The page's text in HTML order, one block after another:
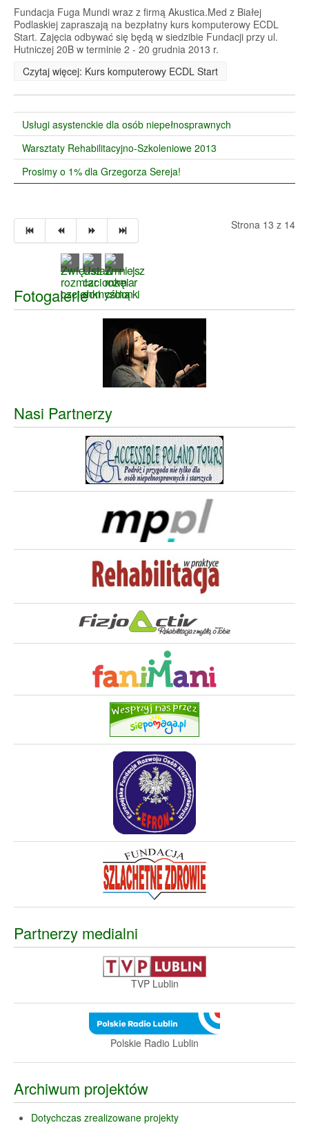
Fundacja Fuga Mundi wraz z firmą Akustica.Med z Białej
Podlaskiej zapraszają na bezpłatny kurs komputerowy ECDL
Start. Zajęcia odbywać się będą w siedzibie Fundacji przy ul.
Hutniczej 20B w terminie 2 - 20 grudnia 2013 r.
Czytaj więcej: Kurs komputerowy ECDL Start
Usługi asystenckie dla osób niepełnosprawnych
Warsztaty Rehabilitacyjno-Szkoleniowe 2013
Prosimy o 1% dla Grzegorza Sereja!
Strona 13 z 14
Fotogalerie
Nasi Partnerzy
Partnerzy medialni
TVP Lublin
Polskie Radio Lublin
Archiwum projektów
Dotychczas zrealizowane projekty